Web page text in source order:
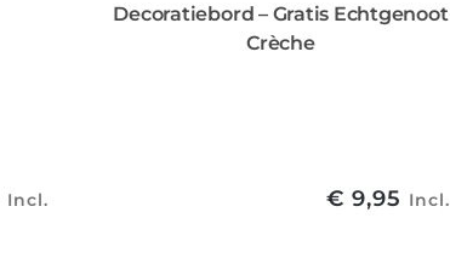
Incl.
Decoratiebord – Gratis Echtgenoot
Crèche
€ 9,95 Incl.